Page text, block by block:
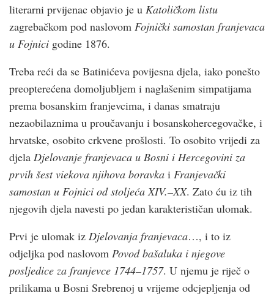
literarni prvijenac objavio je u Katoličkom listu
zagrebačkom pod naslovom Fojnički samostan franjevaca
u Fojnici godine 1876.
Treba reći da se Batinićeva povijesna djela, iako ponešto
preopterećena domoljubljem i naglašenim simpatijama
prema bosanskim franjevcima, i danas smatraju
nezaobilaznima u proučavanju i bosanskohercegovačke, i
hrvatske, osobito crkvene prošlosti. To osobito vrijedi za
djela Djelovanje franjevaca u Bosni i Hercegovini za
prvih šest viekova njihova boravka i Franjevački
samostan u Fojnici od stoljeća XIV.–XX. Zato ću iz tih
njegovih djela navesti po jedan karakterističan ulomak.
Prvi je ulomak iz Djelovanja franjevaca…, i to iz
odjeljka pod naslovom Povod bašaluka i njegove
posljedice za franjevce 1744–1757. U njemu je riječ o
prilikama u Bosni Srebrenoj u vrijeme odcjepljenja od